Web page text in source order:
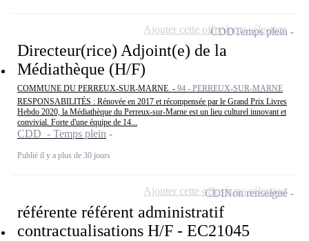
Directeur(rice) Adjoint(e) de la
Médiathèque (H/F)
COMMUNE DU PERREUX-SUR-MARNE - 94 - PERREUX-SUR-MARNE
RESPONSABILITÉS : Rénovée en 2017 et récompensée par le Grand Prix Livres
Hebdo 2020, la Médiathèque du Perreux-sur-Marne est un lieu culturel innovant et
convivial. Forte d'une équipe de 14...
CDD - Temps plein
Publié il y a plus de 30 jours
CDDTemps plein
Ajouter cette offre à ma sélection
référente référent administratif
contractualisations H/F - EC21045
CDINon renseigné
Ajouter cette offre à ma sélection